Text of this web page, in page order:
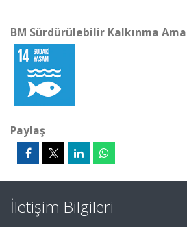
BM Sürdürülebilir Kalkınma
Paylaş
İletişim Bilgileri